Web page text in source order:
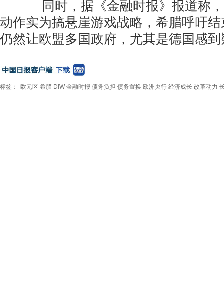
同时，据《金融时报》报道称，
动作实为搞悬崖游戏战略，希腊呼吁
仍然让欧盟多国政府，尤其是德国感
标签： 欧元区 希腊 DIW 金融时报 债务负担 债务置换 欧洲央行 经济成长 改革动力